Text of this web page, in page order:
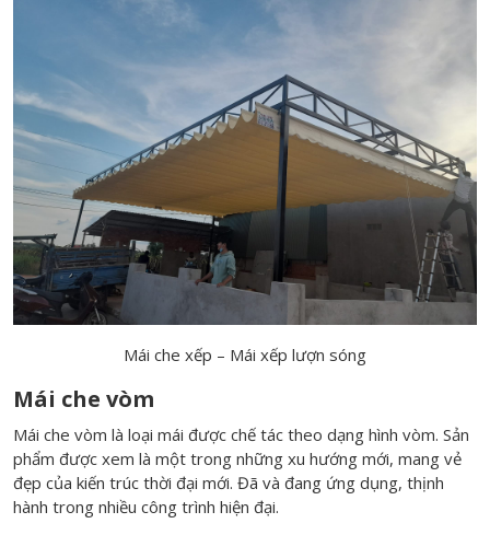
Mái che xếp – Mái xếp lượn sóng
Mái che vòm
Mái che vòm là loại mái được chế tác theo dạng hình vòm. Sản
phẩm được xem là một trong những xu hướng mới, mang vẻ
đẹp của kiến trúc thời đại mới. Đã và đang ứng dụng, thịnh
hành trong nhiều công trình hiện đại.